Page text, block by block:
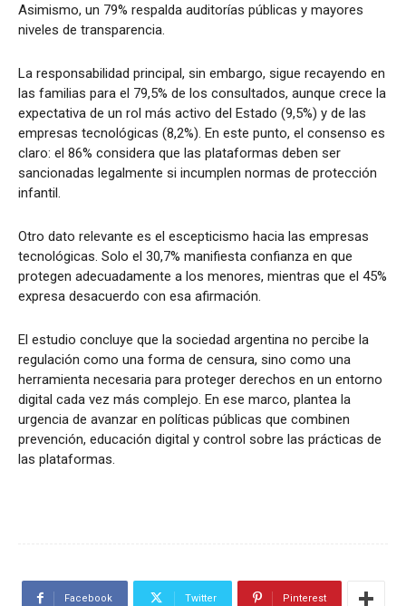
Asimismo, un 79% respalda auditorías públicas y mayores
niveles de transparencia.
La responsabilidad principal, sin embargo, sigue recayendo en
las familias para el 79,5% de los consultados, aunque crece la
expectativa de un rol más activo del Estado (9,5%) y de las
empresas tecnológicas (8,2%). En este punto, el consenso es
claro: el 86% considera que las plataformas deben ser
sancionadas legalmente si incumplen normas de protección
infantil.
Otro dato relevante es el escepticismo hacia las empresas
tecnológicas. Solo el 30,7% manifiesta confianza en que
protegen adecuadamente a los menores, mientras que el 45%
expresa desacuerdo con esa afirmación.
El estudio concluye que la sociedad argentina no percibe la
regulación como una forma de censura, sino como una
herramienta necesaria para proteger derechos en un entorno
digital cada vez más complejo. En ese marco, plantea la
urgencia de avanzar en políticas públicas que combinen
prevención, educación digital y control sobre las prácticas de
las plataformas.
Facebook Twitter Pinterest